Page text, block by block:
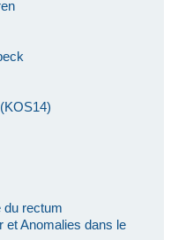
du rectum
et Anomalies dans le